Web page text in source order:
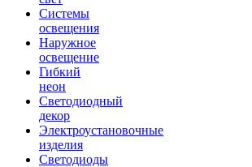
Системы
освещения
Наружное
освещение
Гибкий
неон
Светодиодный
декор
Электроустановочные
изделия
Светодиоды